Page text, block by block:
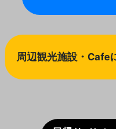
周辺観光施設・Cafe